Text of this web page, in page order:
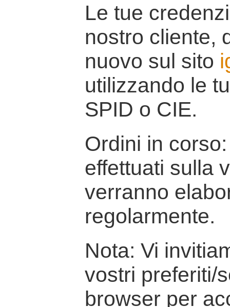
Le tue
nostro cliente,
nuovo sul sito
utilizzando le
SPID o CIE.
Ordini in
effettuati sulla
verranno
regolarmente.
Nota: Vi
vostri preferiti/
browser per